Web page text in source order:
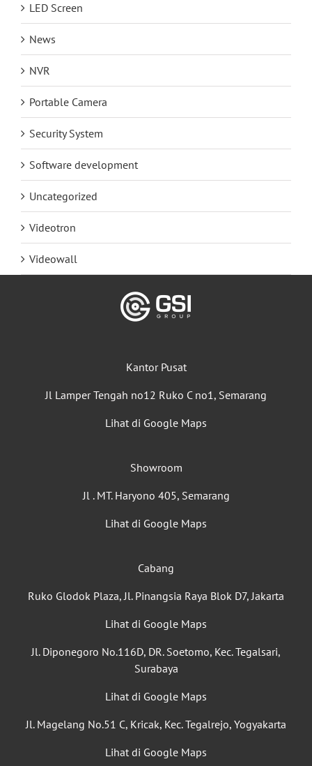
LED Screen
News
NVR
Portable Camera
Security System
Software development
Uncategorized
Videotron
Videowall
Kantor Pusat
Jl Lamper Tengah no12 Ruko C no1, Semarang
Lihat di Google Maps
Showroom
Jl . MT. Haryono 405, Semarang
Lihat di Google Maps
Cabang
Ruko Glodok Plaza, Jl. Pinangsia Raya Blok D7, Jakarta
Lihat di Google Maps
Jl. Diponegoro No.116D, DR. Soetomo, Kec. Tegalsari,
Surabaya
Lihat di Google Maps
Jl. Magelang No.51 C, Kricak, Kec. Tegalrejo, Yogyakarta
Lihat di Google Maps